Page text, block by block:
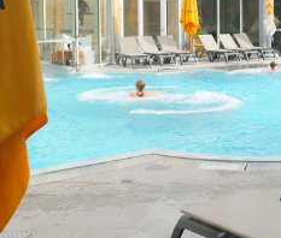
ONTDEK ONZE